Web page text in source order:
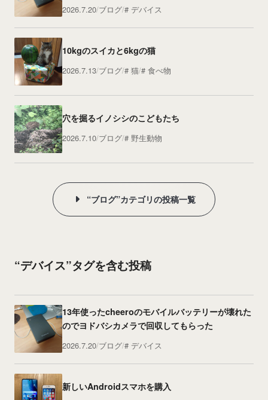
2026.7.20 ブログ デバイス
10kgのスイカと6kgの猫
2026.7.13 ブログ 猫 食べ物
穴を掘るイノシシのこどもたち
2026.7.10 ブログ 野生動物
“ブログ”カテゴリの投稿一覧
“デバイス”タグを含む投稿
13年使ったcheeroのモバイルバッテリーが壊れた
のでヨドバシカメラで回収してもらった
2026.7.20 ブログ デバイス
新しいAndroidスマホを購入